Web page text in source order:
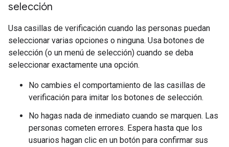
selección
Usa casillas de verificación cuando las personas puedan
seleccionar varias opciones o ninguna. Usa botones de
selección (o un menú de selección) cuando se deba
seleccionar exactamente una opción.
No cambies el comportamiento de las casillas de
verificación para imitar los botones de selección.
No hagas nada de inmediato cuando se marquen. Las
personas cometen errores. Espera hasta que los
usuarios hagan clic en un botón para confirmar sus